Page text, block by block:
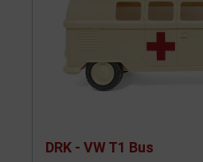
DRK - VW T1 Bus